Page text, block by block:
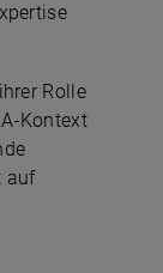
Rolle
Kontext
auf